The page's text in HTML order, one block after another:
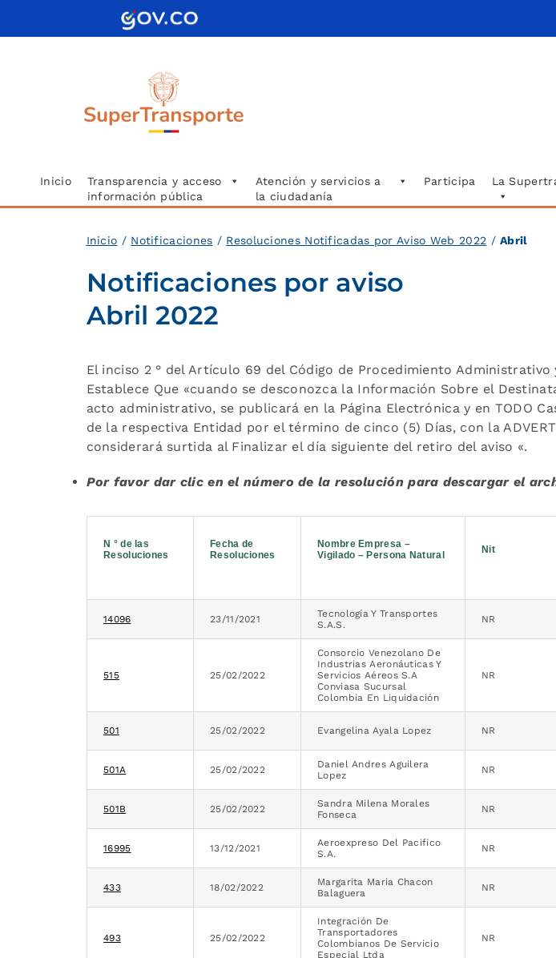
Inicio
Transparencia y acceso
información pública
Atención y servicios a
la ciudadanía
Participa La
Inicio / Notificaciones / Resoluciones Notificadas por Aviso Web 2022 /Abril
Notificaciones por aviso
Abril 2022
El inciso 2 ° del Artículo 69 del Código de Procedimiento
Establece Que «cuando se desconozca la Información Sobre el
acto administrativo, se publicará en la Página Electrónica y en TODO
de la respectiva Entidad por el término de cinco (5) Días, con la
considerará surtida al Finalizar el día siguiente del retiro del aviso «.
Por favor dar clic en el número de la resolución para descargar el
N ° de las
Resoluciones
Fecha de
Resoluciones
Nombre Empresa –
Vigilado – Persona Natural
Nit
14096 23/11/2021
Tecnología Y Transportes
S.A.S.
NR
515 25/02/2022
Consorcio Venezolano De
Industrias Aeronáuticas Y
Servicios Aéreos S.A
Conviasa Sucursal
Colombia En Liquidación
NR
501 25/02/2022 Evangelina Ayala Lopez NR
501A 25/02/2022
Daniel Andres Aguilera
Lopez
NR
501B 25/02/2022
Sandra Milena Morales
Fonseca
NR
16995 13/12/2021
Aeroexpreso Del Pacifico
S.A.
NR
433 18/02/2022
Margarita Maria Chacon
Balaguera
NR
493 25/02/2022
Integración De
Transportadores
Colombianos De Servicio
Especial Ltda
NR